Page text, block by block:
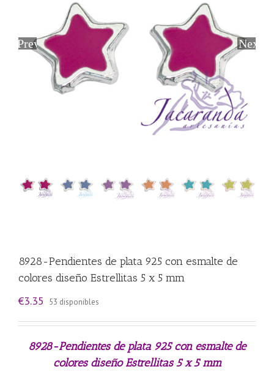
Previous Next
8928-Pendientes de plata 925 con esmalte de
colores diseño Estrellitas 5 x 5 mm
€3.35 53 disponibles
8928-Pendientes de plata 925 con esmalte de
colores diseño Estrellitas 5 x 5 mm